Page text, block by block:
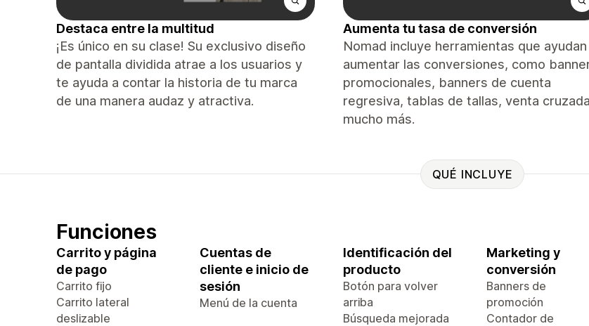
Destaca entre la multitud
¡Es único en su clase! Su exclusivo diseño
de pantalla dividida atrae a los usuarios y
te ayuda a contar la historia de tu marca
de una manera audaz y atractiva.
Aumenta tu tasa de conversión
Nomad incluye herramientas que ayudan
aumentar las conversiones, como
promocionales, banners de cuenta
regresiva, tablas de tallas, venta
mucho más.
QUÉ INCLUYE
Funciones
Carrito y página
de pago
Carrito fijo
Carrito lateral
deslizable
Cuentas de
cliente e inicio de
sesión
Menú de la cuenta
Identificación del
producto
Botón para volver
arriba
Búsqueda mejorada
Marketing y
conversión
Banners de
promoción
Contador de